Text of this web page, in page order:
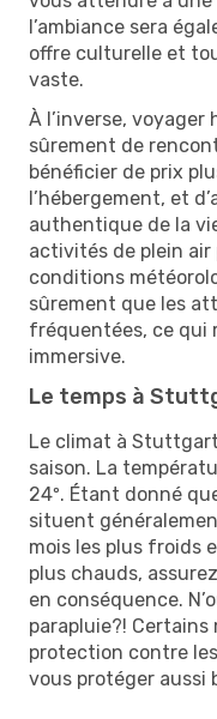
l’ambiance sera
offre culturelle et
vaste.
À l’inverse, voyager
sûrement de
bénéficier de prix
l’hébergement, et
authentique de la
activités de plein
conditions
sûrement que les
fréquentées, ce qui
immersive.
Le temps à
Le climat à
saison. La
24º. Étant donné
situent
mois les plus froids
plus chauds,
en conséquence.
parapluie?!
protection contre
vous protéger aussi